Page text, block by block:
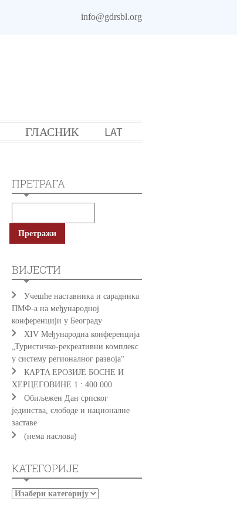
info@gdrsbl.org
ГЛАСНИК LAT
ПРЕТРАГА
ВИЈЕСТИ
Учешће наставника и сарадника
ПМФ-а на међународној
конференцији у Београду
XIV Међународна конференција
„Туристичко-рекреативни комплекс
у систему регионалног развоја“
КAРTA EРOЗИJE БOСНE И
ХEРЦEГOВИНE 1 : 400 000
Обиљежен Дан српског
јединства, слободе и националне
заставе
(нема наслова)
КАТЕГОРИЈЕ